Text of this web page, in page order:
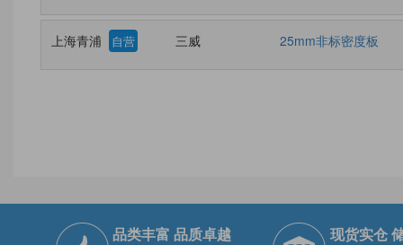
上海青浦 自营 三威 25mm非标密度板
品类丰富 品质卓越 现货实仓